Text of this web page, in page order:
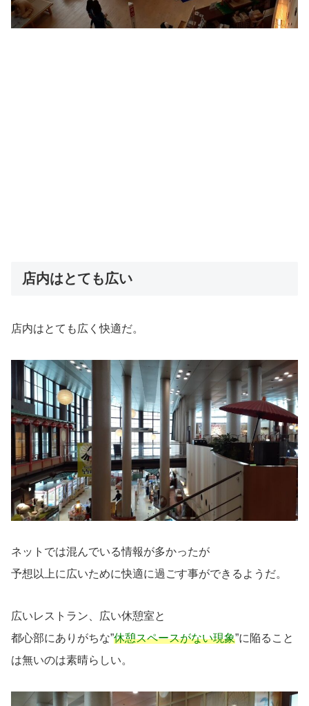
店内はとても広い
店内はとても広く快適だ。
ネットでは混んでいる情報が多かったが
予想以上に広いために快適に過ごす事ができるようだ。
広いレストラン、広い休憩室と
都心部にありがちな”休憩スペースがない現象”に陥ること
は無いのは素晴らしい。